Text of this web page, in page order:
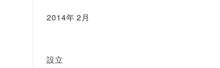
2014年 2月
設立